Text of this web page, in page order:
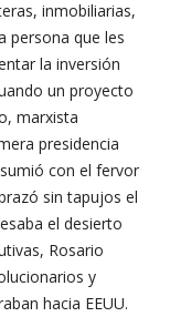
inmobiliarias,
persona que les
la inversión
un proyecto
marxista
presidencia
con el fervor
sin tapujos el
el desierto
Rosario
y
hacia EEUU.